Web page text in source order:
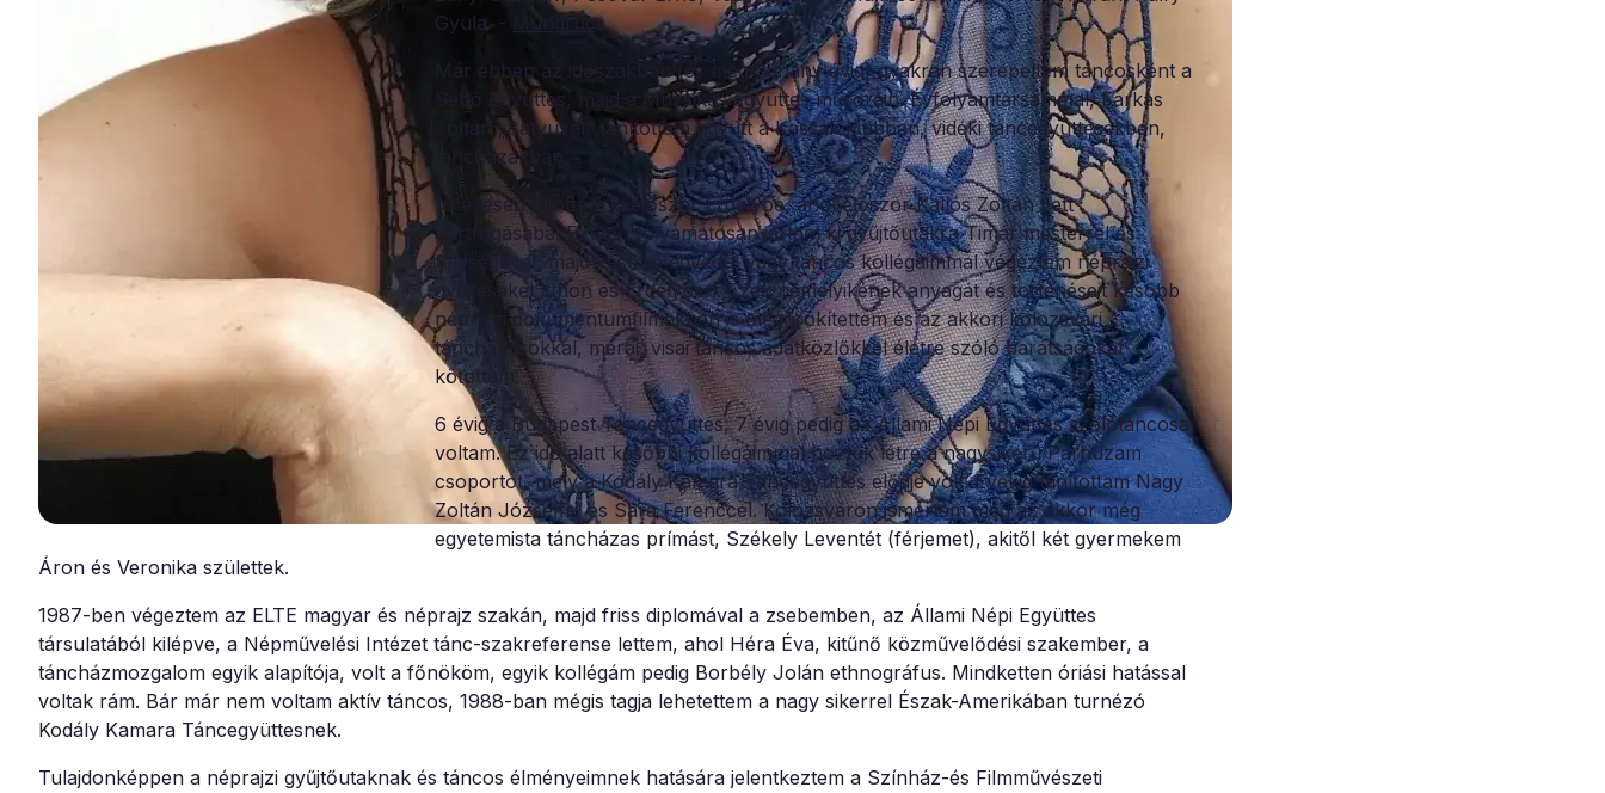
Gyula. -
Mundruc
Már ebben az időszakban (és még néhány évig) gyakran szerepeltem táncosként a
Sebő Együttes, majd a Muzsikás együttes műsorain. Évfolyamtársammal, Farkas
Zoltán „Batyuval” tanítottam együtt a Kassák klubban, vidéki táncegyüttesekben,
táncházakban.
16 évesen jutottam ki először Erdélybe, ahol először Kallós Zoltán vett
pártfogásába. Ezután folyamatosan jártam ki gyűjtőutakra Timár mesterrel és
feleségével, majd később egyedül vagy táncos kollégáimmal végeztem néprajzi
gyűjtéseket itthon és Erdélyben. Ezek némelyikének anyagát és történéseit később
néprajzi dokumentumfilmekben is megörökítettem és az akkori kolozsvári
táncházasokkal, mérai, visai táncos adatközlőkkel életre szóló barátságokat
kötöttem.
6 évig a Budapest Táncegyüttes, 7 évig pedig az Állami Népi Együttes szólótáncosa
voltam. Ez idő alatt későbbi kollégáimmal hoztuk létre a nagysikerű Párhuzam
csoportot, mely a Kodály Kamara Táncegyüttes elődje volt. Évekig tanítottam Nagy
Zoltán Józseffel és Sára Ferenccel. Kolozsváron ismertem meg az akkor még
egyetemista táncházas prímást, Székely Leventét (férjemet), akitől két gyermekem
Áron és Veronika születtek.
1987-ben végeztem az ELTE magyar és néprajz szakán, majd friss diplomával a zsebemben, az Állami Népi Együttes
társulatából kilépve, a Népművelési Intézet tánc-szakreferense lettem, ahol Héra Éva, kitűnő közművelődési szakember, a
táncházmozgalom egyik alapítója, volt a főnököm, egyik kollégám pedig Borbély Jolán ethnográfus. Mindketten óriási hatással
voltak rám. Bár már nem voltam aktív táncos, 1988-ban mégis tagja lehetettem a nagy sikerrel Észak-Amerikában turnézó
Kodály Kamara Táncegyüttesnek.
Tulajdonképpen a néprajzi gyűjtőutaknak és táncos élményeimnek hatására jelentkeztem a Színház-és Filmművészeti